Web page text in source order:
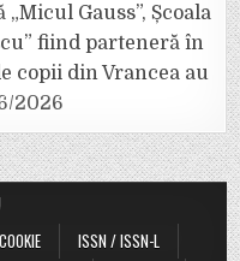
Gauss”, Școala
fiind parteneră în
copii din Vrancea au
2026
COOKIE
ISSN / ISSN-L